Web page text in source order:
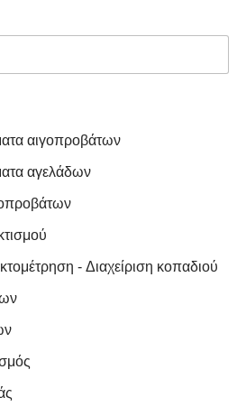
αιγοπροβάτων
αγελάδων
- Διαχείριση κοπαδιού